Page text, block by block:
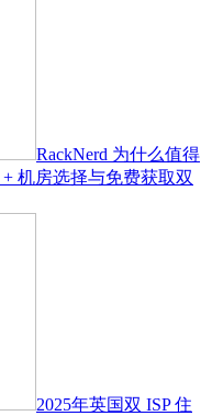
RackNerd 为什么值得
机房选择与免费获取双
2025年英国双 ISP 住